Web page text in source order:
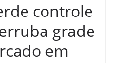
controle
grade
em